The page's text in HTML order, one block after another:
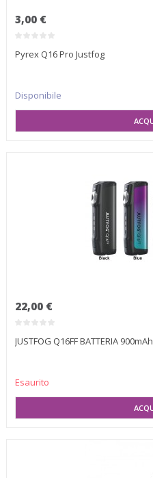
3,00 €
Pyrex Q16 Pro Justfog
Disponibile
22,00 €
JUSTFOG Q16FF BATTERIA 900mAh
Esaurito